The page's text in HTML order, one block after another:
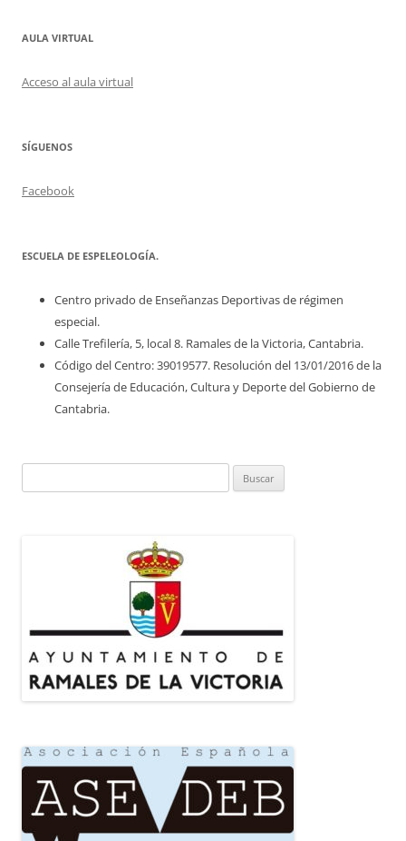
AULA VIRTUAL
Acceso al aula virtual
SÍGUENOS
Facebook
ESCUELA DE ESPELEOLOGÍA.
Centro privado de Enseñanzas Deportivas de régimen
especial.
Calle Trefilería, 5, local 8. Ramales de la Victoria, Cantabria.
Código del Centro: 39019577. Resolución del 13/01/2016 de la
Consejería de Educación, Cultura y Deporte del Gobierno de
Cantabria.